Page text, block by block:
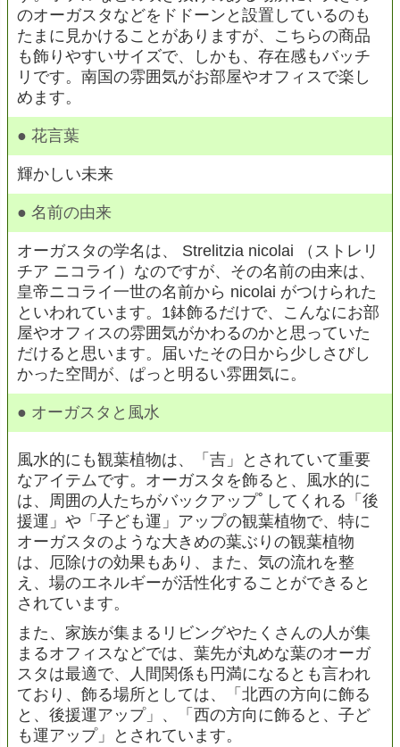
のオーガスタなどをドドーンと設置しているのも
たまに見かけることがありますが、こちらの商品
も飾りやすいサイズで、しかも、存在感もバッチ
リです。南国の雰囲気がお部屋やオフィスで楽し
めます。
● 花言葉
輝かしい未来
● 名前の由来
オーガスタの学名は、 Strelitzia nicolai （ストレリ
チア ニコライ）なのですが、その名前の由来は、
皇帝ニコライ一世の名前から nicolai がつけられた
といわれています。1鉢飾るだけで、こんなにお部
屋やオフィスの雰囲気がかわるのかと思っていた
だけると思います。届いたその日から少しさびし
かった空間が、ぱっと明るい雰囲気に。
● オーガスタと風水
風水的にも観葉植物は、「吉」とされていて重要
なアイテムです。オーガスタを飾ると、風水的に
は、周囲の人たちがバックアップﾟしてくれる「後
援運」や「子ども運」アップの観葉植物で、特に
オーガスタのような大きめの葉ぶりの観葉植物
は、厄除けの効果もあり、また、気の流れを整
え、場のエネルギーが活性化することができると
されています。
また、家族が集まるリビングやたくさんの人が集
まるオフィスなどでは、葉先が丸めな葉のオーガ
スタは最適で、人間関係も円満になるとも言われ
ており、飾る場所としては、「北西の方向に飾る
と、後援運アップ」、「西の方向に飾ると、子ど
も運アップ」とされています。